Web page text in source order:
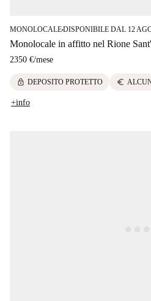
MONOLOCALE■DISPONIBILE DAL 12
Monolocale in affitto nel Rione
2350 €/mese
lock DEPOSITO PROTETTO euro
+info